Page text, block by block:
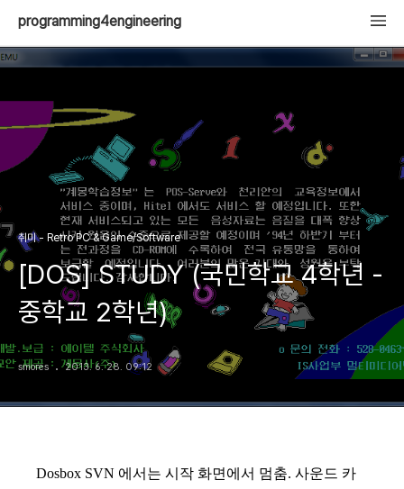
programming4engineering
취미 - Retro PC & Game/Software
[DOS] STUDY (국민학교 4학년 -
중학교 2학년)
smores 2013. 6. 28. 09:12
Dosbox SVN 에서는 시작 화면에서 멈춤. 사운드 카